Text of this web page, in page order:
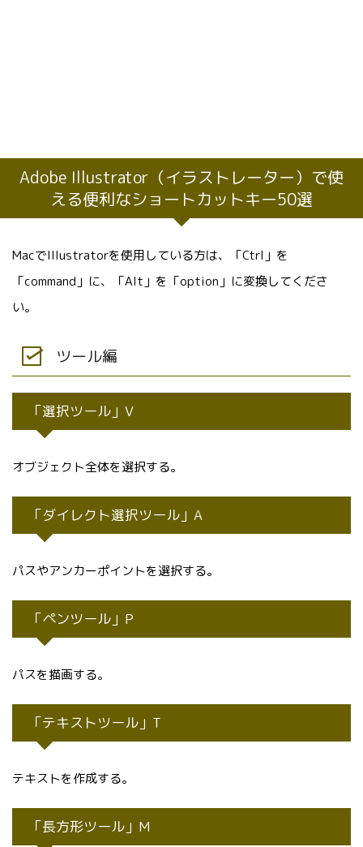
Adobe Illustrator（イラストレーター）で使
える便利なショートカットキー50選
MacでIllustratorを使用している方は、「Ctrl」を
「command」に、「Alt」を「option」に変換してくださ
い。
ツール編
「選択ツール」V
オブジェクト全体を選択する。
「ダイレクト選択ツール」A
パスやアンカーポイントを選択する。
「ペンツール」P
パスを描画する。
「テキストツール」T
テキストを作成する。
「長方形ツール」M